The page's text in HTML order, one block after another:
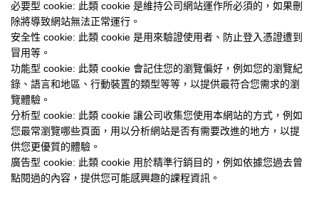
必要型 cookie: 此類 cookie 是維持公司網站運作所必須的，如果刪
除將導致網站無法正常運行。
安全性 cookie: 此類 cookie 是用來驗證使用者、防止登入憑證遭到
冒用等。
功能型 cookie: 此類 cookie 會記住您的瀏覽偏好，例如您的瀏覽紀
錄、語言和地區、行動裝置的類型等等，以提供最符合您需求的瀏
覽體驗。
分析型 cookie: 此類 cookie 讓公司收集您使用本網站的方式，例如
您最常瀏覽哪些頁面，用以分析網站是否有需要改進的地方，以提
供您更優質的體驗。
廣告型 cookie: 此類 cookie 用於精準行銷目的，例如依據您過去曾
點閱過的內容，提供您可能感興趣的課程資訊。